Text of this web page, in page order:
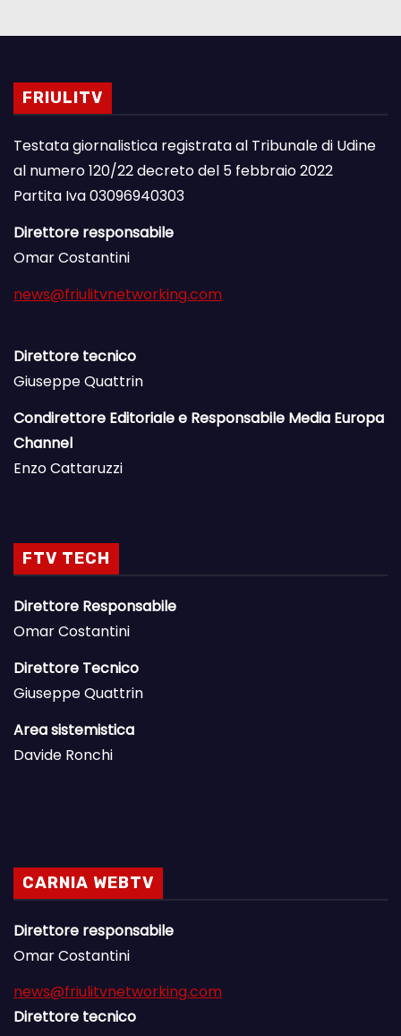
FRIULITV
Testata giornalistica registrata al Tribunale di Udine
al numero 120/22 decreto del 5 febbraio 2022
Partita Iva 03096940303
Direttore responsabile
Omar Costantini
news@friulitvnetworking.com
Direttore tecnico
Giuseppe Quattrin
Condirettore Editoriale e Responsabile Media Europa
Channel
Enzo Cattaruzzi
FTV TECH
Direttore Responsabile
Omar Costantini
Direttore Tecnico
Giuseppe Quattrin
Area sistemistica
Davide Ronchi
CARNIA WEBTV
Direttore responsabile
Omar Costantini
news@friulitvnetworking.com
Direttore tecnico